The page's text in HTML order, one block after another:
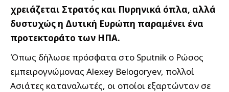
χρειάζεται Στρατός και Πυρηνικά όπλα, αλλά
δυστυχώς η Δυτική Ευρώπη παραμένει ένα
προτεκτοράτο των ΗΠΑ.
Όπως δήλωσε πρόσφατα στο Sputnik ο Ρώσος
εμπειρογνώμονας Alexey Belogoryev, πολλοί
Ασιάτες καταναλωτές, οι οποίοι εξαρτώνταν σε